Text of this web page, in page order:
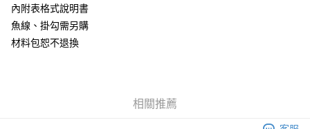
悠遊付
運送方式
內附表格式說明書
魚線、掛勾需另購
材料包恕不退換
相關推薦